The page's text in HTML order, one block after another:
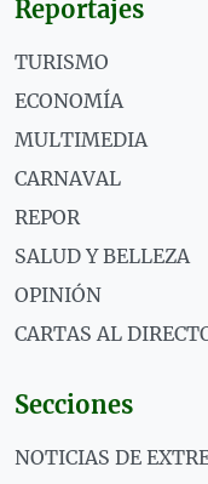
Reportajes
TURISMO
ECONOMÍA
MULTIMEDIA
CARNAVAL
REPOR
SALUD Y BELLEZA
OPINIÓN
CARTAS AL
Secciones
NOTICIAS DE